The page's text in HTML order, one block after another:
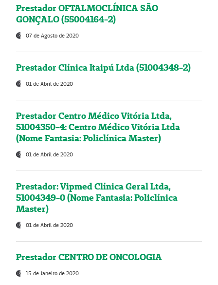
Prestador OFTALMOCLÍNICA SÃO
GONÇALO (55004164-2)
07 de Agosto de 2020
Prestador Clínica Itaipú Ltda (51004348-2)
01 de Abril de 2020
Prestador Centro Médico Vitória Ltda,
51004350-4: Centro Médico Vitória Ltda
(Nome Fantasia: Policlínica Master)
01 de Abril de 2020
Prestador: Vipmed Clínica Geral Ltda,
51004349-0 (Nome Fantasia: Policlínica
Master)
01 de Abril de 2020
Prestador CENTRO DE ONCOLOGIA
15 de Janeiro de 2020